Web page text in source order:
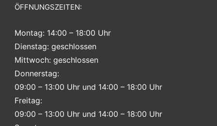
ÖFFNUNGSZEITEN:
Montag: 14:00 – 18:00 Uhr
Dienstag: geschlossen
Mittwoch: geschlossen
Donnerstag:
09:00 – 13:00 Uhr und 14:00 – 18:00 Uhr
Freitag:
09:00 – 13:00 Uhr und 14:00 – 18:00 Uhr